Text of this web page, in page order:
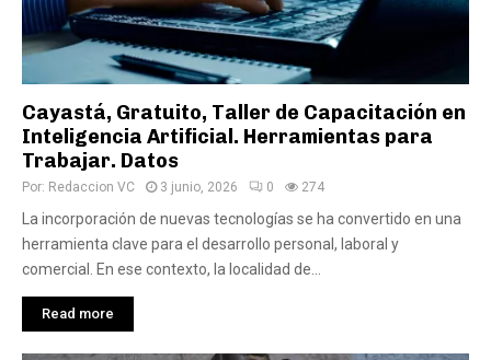
Cayastá, Gratuito, Taller de Capacitación en
Inteligencia Artificial. Herramientas para
Trabajar. Datos
Por: Redaccion VC 3 junio, 2026 0 274
La incorporación de nuevas tecnologías se ha convertido en una
herramienta clave para el desarrollo personal, laboral y
comercial. En ese contexto, la localidad de...
Read more